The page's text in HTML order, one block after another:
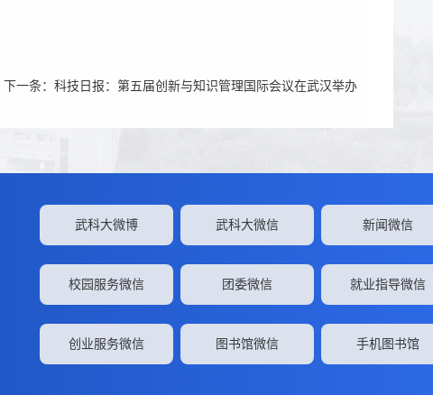
下一条： 科技日报：第五届创新与知识管理国际会议在武汉举办
武科大微博 武科大微信 新闻微信
校园服务微信 团委微信 就业指导微信
创业服务微信 图书馆微信 手机图书馆